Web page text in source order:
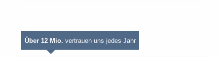
Über 12 Mio. vertrauen uns jedes Jahr